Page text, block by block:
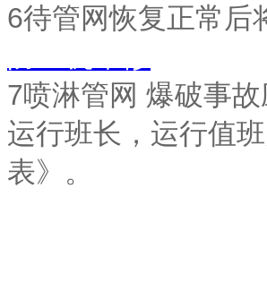
6待管网恢复正常后
7喷淋管网 爆破事
运行班长，运行值
表》。